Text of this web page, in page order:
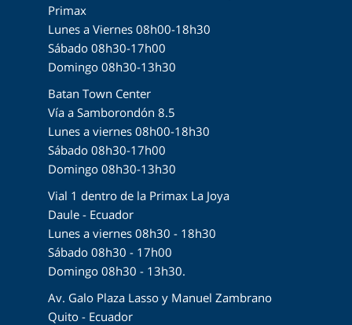
Primax
Lunes a Viernes 08h00-18h30
Sábado 08h30-17h00
Domingo 08h30-13h30
Batan Town Center
Vía a Samborondón 8.5
Lunes a viernes 08h00-18h30
Sábado 08h30-17h00
Domingo 08h30-13h30
Vial 1 dentro de la Primax La Joya
Daule - Ecuador
Lunes a viernes 08h30 - 18h30
Sábado 08h30 - 17h00
Domingo 08h30 - 13h30.
Av. Galo Plaza Lasso y Manuel Zambrano
Quito - Ecuador